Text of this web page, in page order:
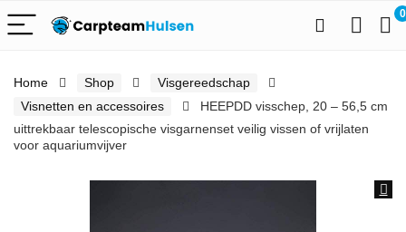
0
Home Shop
Visgereedschap
Visnetten en accessoires
HEEPDD visschep, 20 – 56,5 cm
uittrekbaar telescopische visgarnenset veilig vissen of vrijlaten
voor aquariumvijver